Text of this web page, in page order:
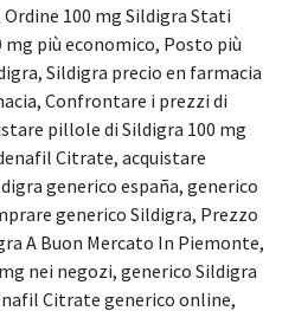
100 mg Sildigra Stati
più economico, Posto più
Sildigra precio en farmacia
Confrontare i prezzi di
pillole di Sildigra 100 mg
Citrate, acquistare
generico españa, generico
generico Sildigra, Prezzo
A Buon Mercato In Piemonte,
nei negozi, generico Sildigra
Citrate generico online,